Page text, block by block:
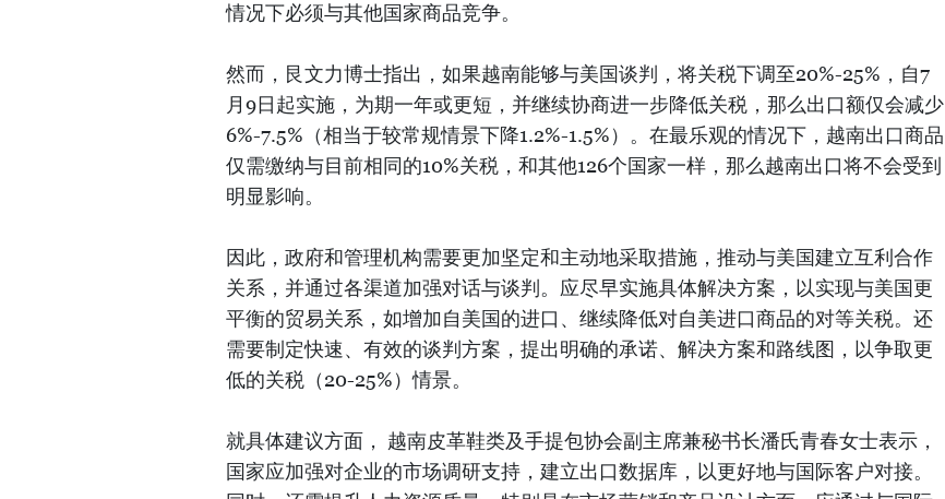
情况下必须与其他国家商品竞争。
然而，艮文力博士指出，如果越南能够与美国谈判，将关税下调至20%-25%，自7
月9日起实施，为期一年或更短，并继续协商进一步降低关税，那么出口额仅会减少
6%-7.5%（相当于较常规情景下降1.2%-1.5%）。在最乐观的情况下，越南出口商品
仅需缴纳与目前相同的10%关税，和其他126个国家一样，那么越南出口将不会受到
明显影响。
因此，政府和管理机构需要更加坚定和主动地采取措施，推动与美国建立互利合作
关系，并通过各渠道加强对话与谈判。应尽早实施具体解决方案，以实现与美国更
平衡的贸易关系，如增加自美国的进口、继续降低对自美进口商品的对等关税。还
需要制定快速、有效的谈判方案，提出明确的承诺、解决方案和路线图，以争取更
低的关税（20-25%）情景。
就具体建议方面， 越南皮革鞋类及手提包协会副主席兼秘书长潘氏青春女士表示，
国家应加强对企业的市场调研支持，建立出口数据库，以更好地与国际客户对接。